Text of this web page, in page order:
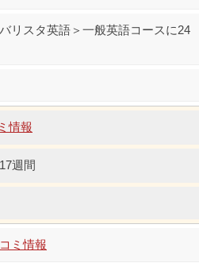
リスタ英語＞一般英語コースに24
情報
週間
ミ情報